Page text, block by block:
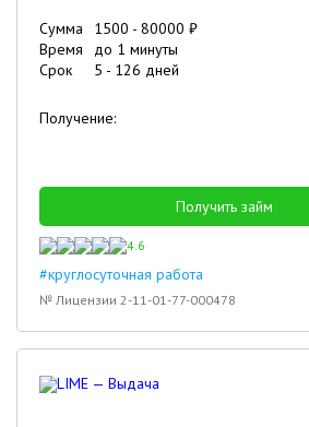
Сумма 1500 - 80000 ₽
Время
до 1 минуты
Срок
5 - 126 дней
Получение:
Получить займ
4.6
#круглосуточная работа
№ Лицензии 2-11-01-77-000478